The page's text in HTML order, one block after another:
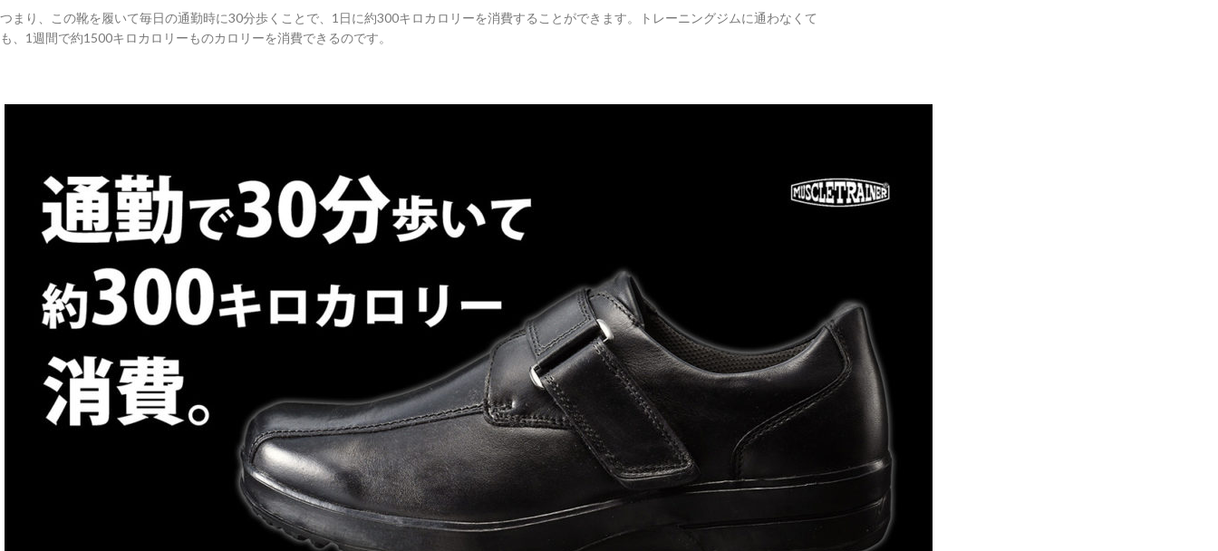
つまり、この靴を履いて毎日の通勤時に30分歩くことで、1日に約300キロカロリーを消費することができます。トレーニングジムに通わなくて
も、1週間で約1500キロカロリーものカロリーを消費できるのです。